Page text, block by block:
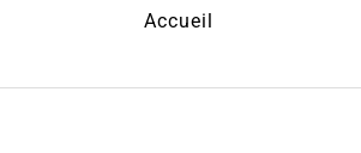
Accueil